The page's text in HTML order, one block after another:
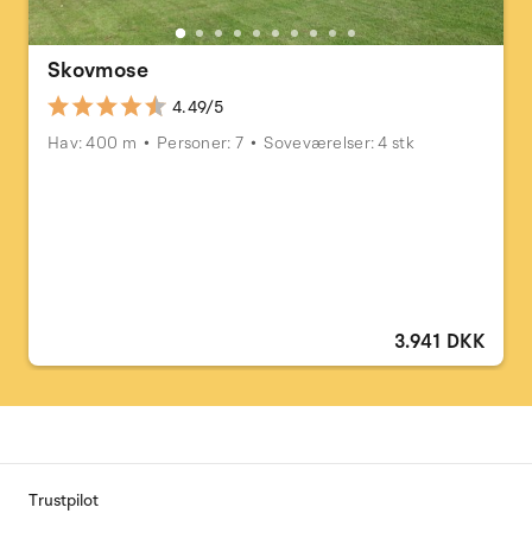
Skovmose
4.49/5
Hav: 400 m
Personer: 7 Soveværelser: 4 stk
3.941 DKK
Trustpilot